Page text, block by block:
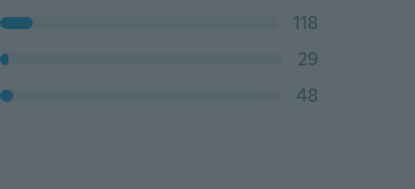
118
29
48